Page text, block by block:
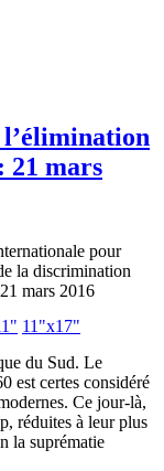
21 mars
11"x17"
du Sud. Le
est certes considéré
Ce jour-là,
réduites à leur plus
la suprématie